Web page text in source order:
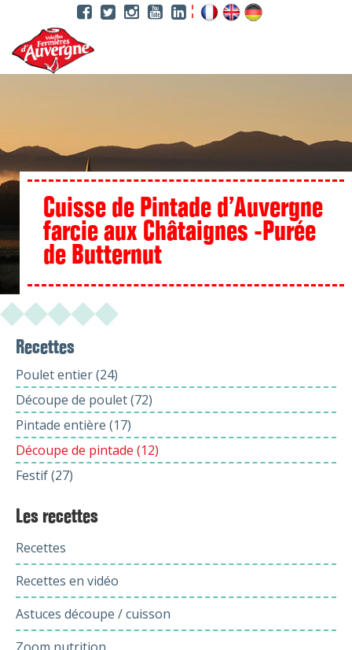
contenu
principal
Cuisse de Pintade d’Auvergne
farcie aux Châtaignes -Purée
de Butternut
Recettes
Poulet entier (24)
Découpe de poulet (72)
Pintade entière (17)
Découpe de pintade (12)
Festif (27)
Les recettes
Recettes
Recettes en vidéo
Astuces découpe / cuisson